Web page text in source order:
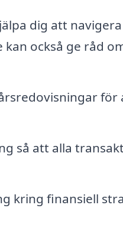
dig att
också ge råd
så att alla
kring finansiell